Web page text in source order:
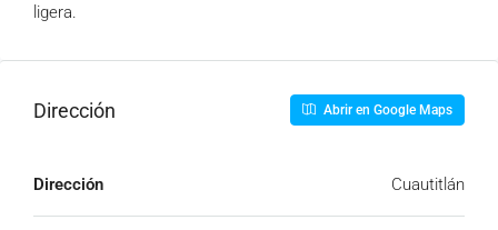
ligera.
Dirección Abrir en Google Maps
Dirección Cuautitlán